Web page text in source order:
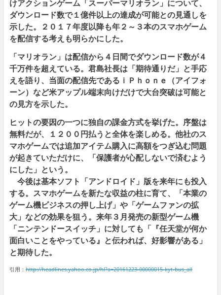
けアクションゲーム「スーパーマリオラン」について、
ダウンロード数で１億件以上の達成が可能との見通しを
示した。２０１７年度以降も年２～３本のスマホゲーム
を配信する考えも明らかにした。
「マリオラン」は配信から４日間でダウンロード数が４
千万件を超えている。君島社長は「期待通りだ」と手応
えを語り、当面の配信先であるｉＰｈｏｎｅ（アイフォ
ーン）など米アップル端末向けだけで大台突破は可能と
の見方を示した。
ヒットの要因の一つに独自の課金方式を挙げた。序盤は
無料だが、１２００円払うと全体を楽しめる。他社のス
マホゲームでは追加アイテム購入に高額をつぎ込む問題
が起きていただけに、「保護者が心配しないで済むよう
にした」という。
今後は基本ソフト「アンドロイド」版を来年にも投入
する。スマホゲームを新たな収益の柱に育て、「本業の
ゲーム機ビジネスの押し上げ」や「ゲームファンの拡
大」などの効果を狙う。来年３月発売の新型ゲーム機
「ニンテンドースイッチ」に対しても「『任天堂が何か
面白いことをやっている』と伝われば、好影響がある」
と期待した。
引用： http://headlines.yahoo.co.jp/hl?a=20161223-00000015-kyt-bus_all